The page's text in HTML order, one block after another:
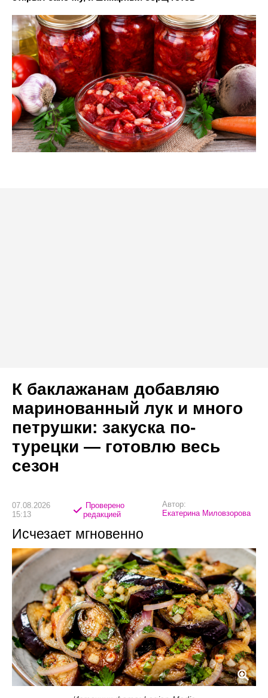
К баклажанам добавляю
маринованный лук и много
петрушки: закуска по-
турецки — готовлю весь
сезон
07.08.2026
15:13
Проверено
редакцией
Автор:
Екатерина Миловзорова
Исчезает мгновенно